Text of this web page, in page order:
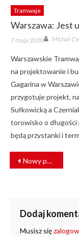
Tramwaje
Warszawa: Jest
Posted
on
7 maja 2020 Author
Michał
Warszawskie
na projektowanie i
Gagarina w
przygotuje projekt,
Sułkowicką a
torowisko o
będą przystanki i
NAWIGACJA
WPISU
Nowy pociąg sieciowy WKD
Dodaj
Musisz się